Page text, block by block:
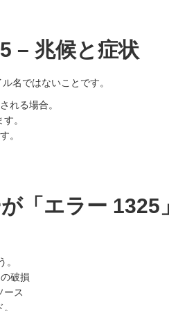
– 兆候と症状
名ではないことです。
れる場合。
。
。
「エラー 1325
破損
ース